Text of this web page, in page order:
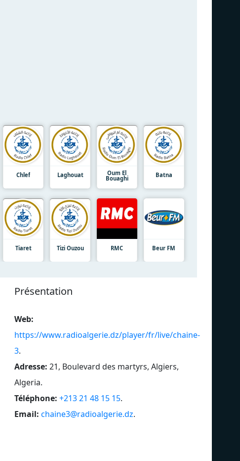
Chlef Laghouat Oum El
Bouaghi Batna
Tiaret Tizi Ouzou RMC Beur FM
Présentation
Web:
https://www.radioalgerie.dz/player/fr/live/chaine-
3.
Adresse: 21, Boulevard des martyrs, Algiers,
Algeria.
Téléphone: +213 21 48 15 15.
Email: chaine3@radioalgerie.dz.